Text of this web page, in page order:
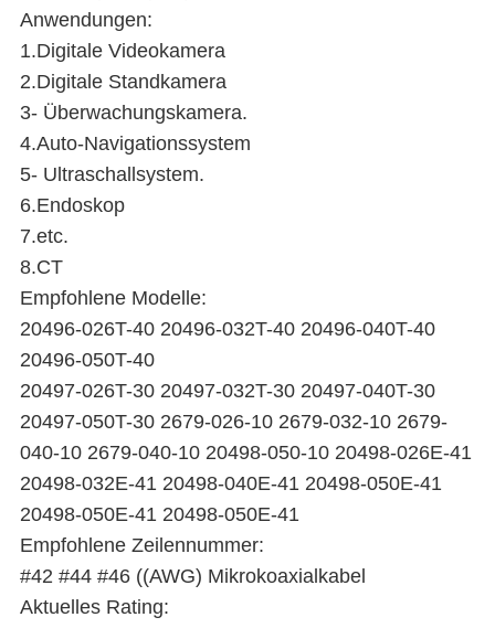
Anwendungen:
1.Digitale Videokamera
2.Digitale Standkamera
3- Überwachungskamera.
4.Auto-Navigationssystem
5- Ultraschallsystem.
6.Endoskop
7.etc.
8.CT
Empfohlene Modelle:
20496-026T-40 20496-032T-40 20496-040T-40
20496-050T-40
20497-026T-30 20497-032T-30 20497-040T-30
20497-050T-30 2679-026-10 2679-032-10 2679-
040-10 2679-040-10 20498-050-10 20498-026E-41
20498-032E-41 20498-040E-41 20498-050E-41
20498-050E-41 20498-050E-41
Empfohlene Zeilennummer:
#42 #44 #46 ((AWG) Mikrokoaxialkabel
Aktuelles Rating: